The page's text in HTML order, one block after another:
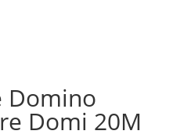
Domino
Domi 20M